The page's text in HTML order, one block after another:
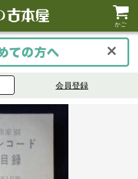
かご
会員登録